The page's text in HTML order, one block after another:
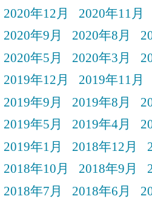
2020年12月
2020年11月
2020年9月
2020年8月
2020年5月
2020年3月
2019年12月
2019年11月
2019年9月
2019年8月
2019年5月
2019年4月
2019年1月
2018年12月
2018年10月
2018年9月
2018年7月
2018年6月